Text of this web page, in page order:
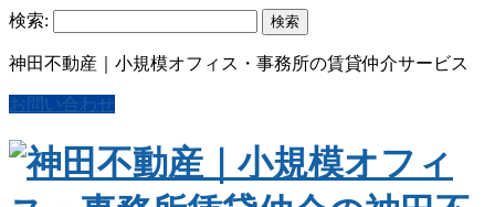
検索:
神田不動産｜小規模オフィス・事務所の賃貸仲介サービス
お問い合わせ